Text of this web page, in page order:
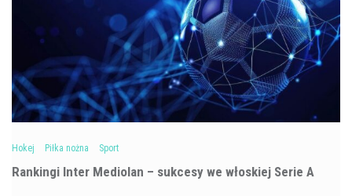
Hokej Piłka nożna Sport
Rankingi Inter Mediolan – sukcesy we włoskiej Serie A